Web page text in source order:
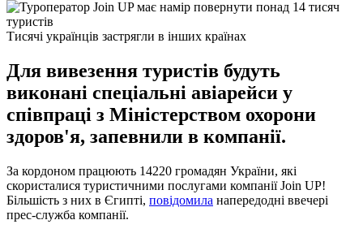
Тисячі українців застрягли в інших країнах
Для вивезення туристів будуть
виконані спеціальні авіарейси у
співпраці з Міністерством охорони
здоров'я, запевнили в компанії.
За кордоном працюють 14220 громадян України, які
скористалися туристичними послугами компанії Join UP!
Більшість з них в Єгипті, повідомила напередодні ввечері
прес-служба компанії.